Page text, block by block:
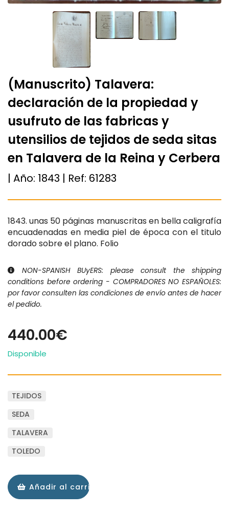
(Manuscrito) Talavera:
declaración de la propiedad y
usufruto de las fabricas y
utensilios de tejidos de seda sitas
en Talavera de la Reina y Cerbera
| Año: 1843 | Ref: 61283
1843. unas 50 páginas manuscritas en bella caligrafía
encuadenadas en media piel de época con el titulo
dorado sobre el plano. Folio
NON-SPANISH BUyERS: please consult the shipping
conditions before ordering - COMPRADORES NO ESPAÑOLES:
por favor consulten las condiciones de envío antes de hacer
el pedido.
440.00€
Disponible
TEJIDOS
SEDA
TALAVERA
TOLEDO
Añadir al carrito